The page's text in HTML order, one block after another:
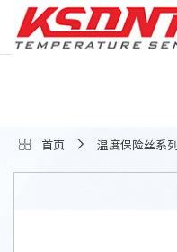
首页 温度保险丝系列